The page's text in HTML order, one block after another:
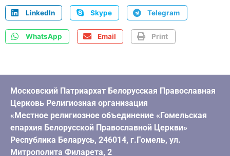
LinkedIn Skype Telegram
WhatsApp Email Print
Московский Патриархат Белорусская Православная
Церковь Религиозная организация
«Местное религиозное объединение «Гомельская
епархия Белорусской Православной Церкви»
Республика Беларусь, 246014, г.Гомель, ул.
Митрополита Филарета, 2